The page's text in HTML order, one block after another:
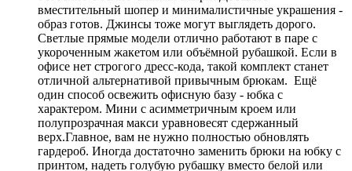
вместительный шопер и минималистичные украшения -
образ готов. Джинсы тоже могут выглядеть дорого.
Светлые прямые модели отлично работают в паре с
укороченным жакетом или объёмной рубашкой. Если в
офисе нет строгого дресс-кода, такой комплект станет
отличной альтернативой привычным брюкам. Ещё
один способ освежить офисную базу - юбка с
характером. Мини с асимметричным кроем или
полупрозрачная макси уравновесят сдержанный
верх.Главное, вам не нужно полностью обновлять
гардероб. Иногда достаточно заменить брюки на юбку с
принтом, надеть голубую рубашку вместо белой или